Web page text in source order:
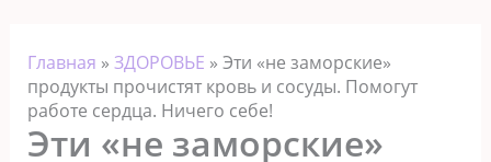
Главная » ЗДОРОВЬЕ » Эти «не заморские»
продукты прочистят кровь и сосуды. Помогут
работе сердца. Ничего себе!
Эти «не заморские»